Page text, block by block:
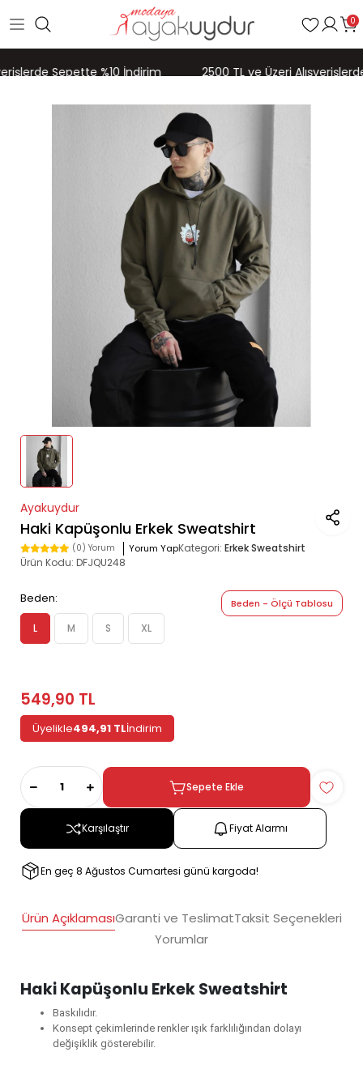
Sepette %10 İndirim 2500 TL ve Üzeri
0
Ayakuydur
Haki Kapüşonlu Erkek Sweatshirt
(0) Yorum Yorum YapKategori: Erkek Sweatshirt
Ürün Kodu: DFJQU248
Beden:
L M S XL
Beden - Ölçü Tablosu
549,90 TL
Üyelikle494,91 TLİndirim
Sepete Ekle
Karşılaştır Fiyat Alarmı
En geç 8 Ağustos Cumartesi günü kargoda!
Ürün AçıklamasıGaranti ve TeslimatTaksit Seçenekleri
Yorumlar
Haki Kapüşonlu Erkek Sweatshirt
Baskılıdır.
Konsept çekimlerinde renkler ışık farklılığından dolayı
değişiklik gösterebilir.